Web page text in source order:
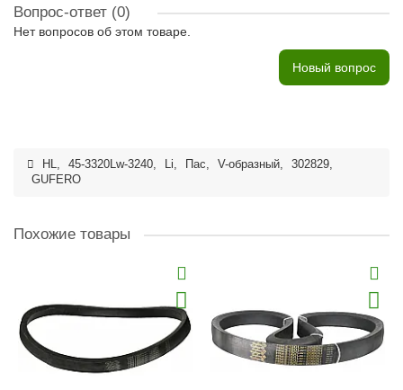
Вопрос-ответ (0)
Нет вопросов об этом товаре.
Новый вопрос
HL, 45-3320Lw-3240, Li, Пас, V-образный, 302829,
GUFERO
Похожие товары